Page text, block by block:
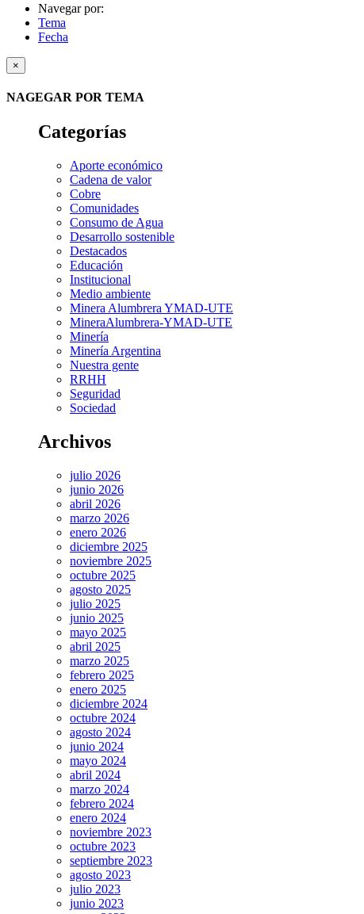
Navegar por:
Tema
Fecha
×
NAGEGAR POR TEMA
Categorías
Aporte económico
Cadena de valor
Cobre
Comunidades
Consumo de Agua
Desarrollo sostenible
Destacados
Educación
Institucional
Medio ambiente
Minera Alumbrera YMAD-UTE
MineraAlumbrera-YMAD-UTE
Minería
Minería Argentina
Nuestra gente
RRHH
Seguridad
Sociedad
Archivos
julio 2026
junio 2026
abril 2026
marzo 2026
enero 2026
diciembre 2025
noviembre 2025
octubre 2025
agosto 2025
julio 2025
junio 2025
mayo 2025
abril 2025
marzo 2025
febrero 2025
enero 2025
diciembre 2024
octubre 2024
agosto 2024
junio 2024
mayo 2024
abril 2024
marzo 2024
febrero 2024
enero 2024
noviembre 2023
octubre 2023
septiembre 2023
agosto 2023
julio 2023
junio 2023